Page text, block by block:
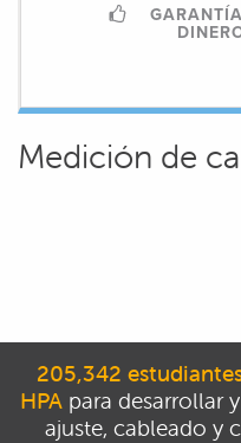
Medición de
205,342
HPA para desarrollar
ajuste, cableado y